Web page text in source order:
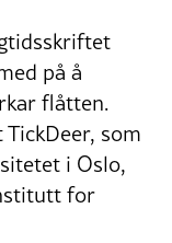
på å
flåtten.
som
i Oslo,
for